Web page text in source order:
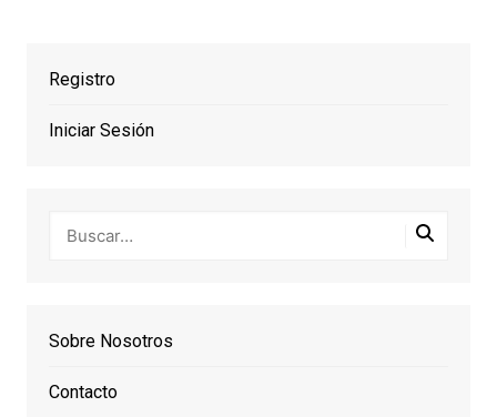
Registro
Iniciar Sesión
Sobre Nosotros
Contacto